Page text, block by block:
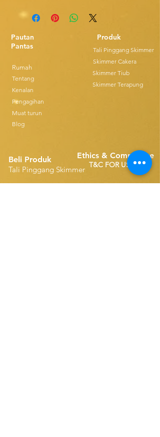
Pautan
Pantas
Rumah
Tentang
Kenalan
Pengagihan
Muat turun
Blog
Produk
Tali Pinggang Skimmer
Skimmer Cakera
Skimmer Tiub
Skimmer Terapung
Beli Produk
Tali Pinggang Skimmer
Ethics & Compilance
T&C FOR USE